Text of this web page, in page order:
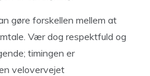
gøre forskellen mellem at
Vær dog respektfuld og
timingen er
velovervejet